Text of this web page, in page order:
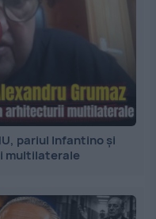
pariul Infantino și
multilaterale